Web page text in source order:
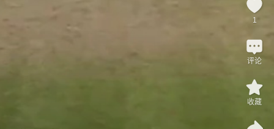
1
评论
收藏